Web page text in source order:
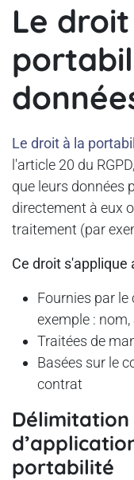
Le
Le droit à la
l'article 20 du
que leurs données
directement à eux
traitement (par
Ce droit s'applique
Fournies par
exemple :
Traitées de
Basées sur le
contrat
Délimitation
portabilité